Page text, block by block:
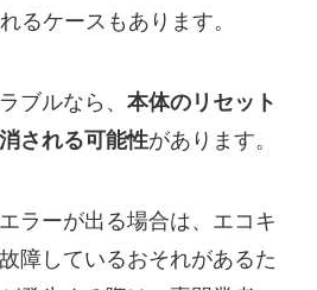
るケースもあります。
ブルなら、 本体のリセット
される可能性があります。
ラーが出る場合は、エコキ
障しているおそれがあるた